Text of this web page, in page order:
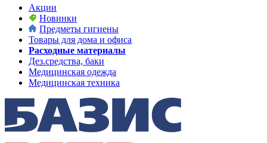
Акции
Новинки
Предметы гигиены
Товары для дома и офиса
Расходные материалы
Дез.средства, баки
Медицинская одежда
Медицинская техника